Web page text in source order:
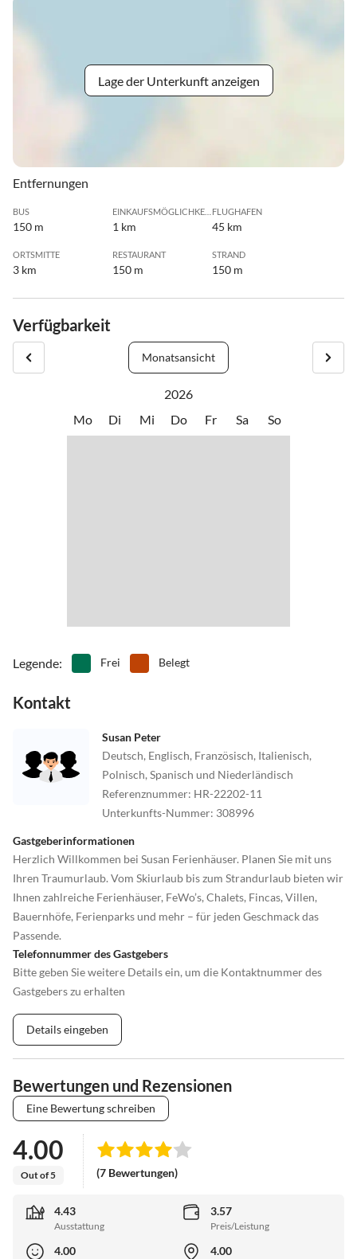
Lage der Unterkunft anzeigen
Entfernungen
BUS
150 m
EINKAUFSMÖGLICHKEIT
1 km
FLUGHAFEN
45 km
ORTSMITTE
3 km
RESTAURANT
150 m
STRAND
150 m
Verfügbarkeit
Monatsansicht
2026
Mo
Di Mi Do Fr Sa So
Legende: Frei Belegt
Kontakt
Susan Peter
Deutsch, Englisch, Französisch, Italienisch,
Polnisch, Spanisch und Niederländisch
Referenznummer: HR-22202-11
Unterkunfts-Nummer: 308996
Gastgeberinformationen
Herzlich Willkommen bei Susan Ferienhäuser. Planen Sie mit uns
Ihren Traumurlaub. Vom Skiurlaub bis zum Strandurlaub bieten wir
Ihnen zahlreiche Ferienhäuser, FeWo’s, Chalets, Fincas, Villen,
Bauernhöfe, Ferienparks und mehr – für jeden Geschmack das
Passende.
Telefonnummer des Gastgebers
Bitte geben Sie weitere Details ein, um die Kontaktnummer des
Gastgebers zu erhalten
Details eingeben
Bewertungen und Rezensionen
Eine Bewertung schreiben
4.00
Out of 5 (7 Bewertungen)
4.43
Ausstattung
3.57
Preis/Leistung
4.00 4.00